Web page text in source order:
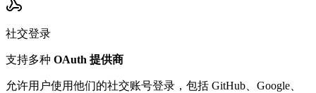
社交登录
支持多种 OAuth 提供商
允许用户使用他们的社交账号登录，包括 GitHub、Google、